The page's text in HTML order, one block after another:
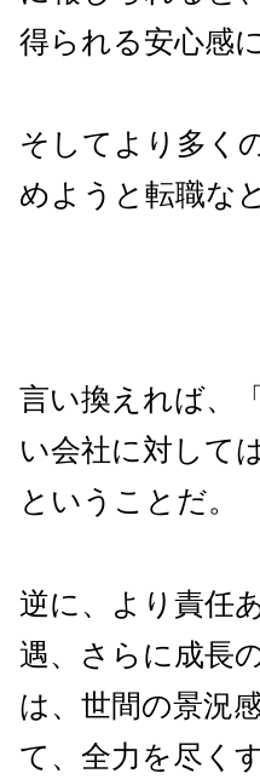
得られる安心感
そしてより多く
めようと転職な
言い換えれば、
い会社に対して
ということだ。
逆に、より責任
遇、さらに成長
は、世間の景況
て、全力を尽く